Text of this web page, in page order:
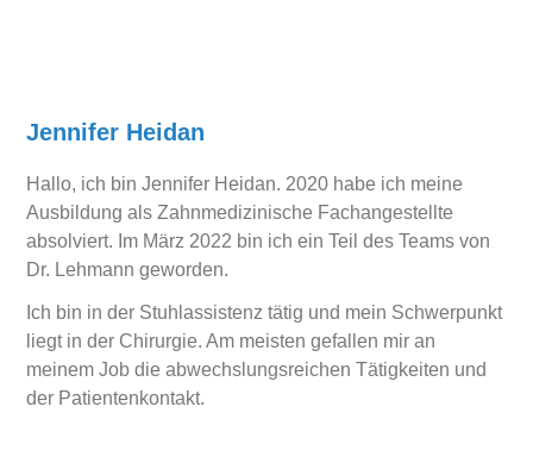
Jennifer Heidan
Hallo, ich bin Jennifer Heidan. 2020 habe ich meine
Ausbildung als Zahnmedizinische Fachangestellte
absolviert. Im März 2022 bin ich ein Teil des Teams von
Dr. Lehmann geworden.
Ich bin in der Stuhlassistenz tätig und mein Schwerpunkt
liegt in der Chirurgie. Am meisten gefallen mir an
meinem Job die abwechslungsreichen Tätigkeiten und
der Patientenkontakt.